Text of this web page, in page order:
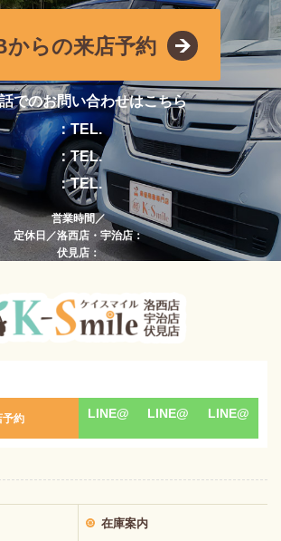
からの来店予約
でのお問い合わせはこちら
：TEL.
：TEL.
：TEL.
営業時間／
定休日／洛西店・宇治店：
伏見店：
予約 LINE@ LINE@ LINE@
在庫案内